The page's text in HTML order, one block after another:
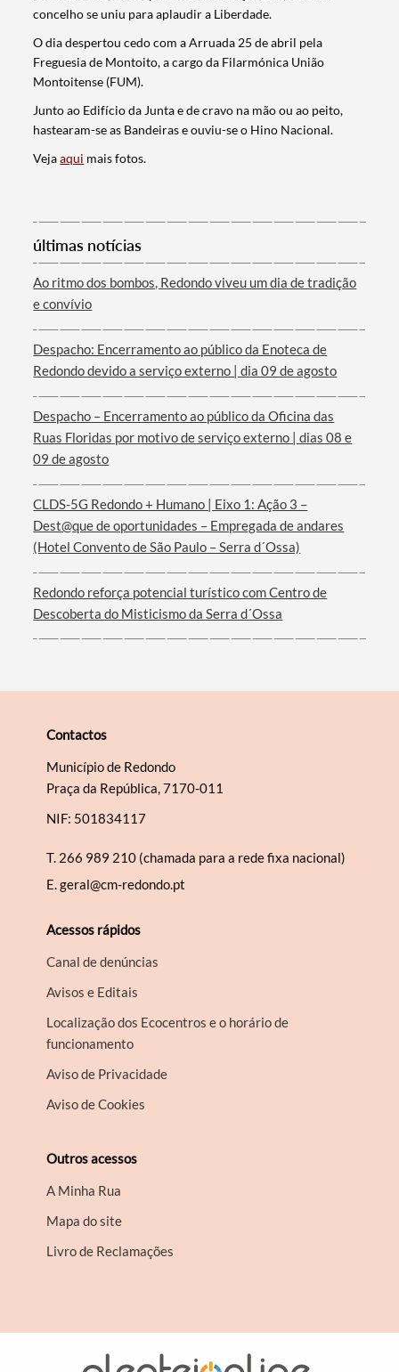
Termo de Pesquisa
Categorias gerais
Filtros
concelho se uniu para aplaudir a Liberdade.
O dia despertou cedo com a Arruada 25 de abril pela
Freguesia de Montoito, a cargo da Filarmónica União
Montoitense (FUM).
Junto ao Edifício da Junta e de cravo na mão ou ao peito,
hastearam-se as Bandeiras e ouviu-se o Hino Nacional.
Vejaaqui mais fotos.
últimas notícias
Ao ritmo dos bombos, Redondo viveu um dia de tradição
e convívio
Despacho: Encerramento ao público da Enoteca de
Redondo devido a serviço externo | dia 09 de agosto
Despacho – Encerramento ao público da Oficina das
Ruas Floridas por motivo de serviço externo | dias 08 e
09 de agosto
CLDS-5G Redondo + Humano | Eixo 1: Ação 3 –
Dest@que de oportunidades – Empregada de andares
(Hotel Convento de São Paulo – Serra d´Ossa)
Redondo reforça potencial turístico com Centro de
Descoberta do Misticismo da Serra d´Ossa
Contactos
Município de Redondo
Praça da República, 7170-011
NIF: 501834117
T. 266 989 210 (chamada para a rede fixa nacional)
E.geral@cm-redondo.pt
Acessos rápidos
Canal de denúncias
Avisos e Editais
Localização dos Ecocentros e o horário de
funcionamento
Aviso de Privacidade
Aviso de Cookies
Outros acessos
A Minha Rua
Mapa do site
Livro de Reclamações